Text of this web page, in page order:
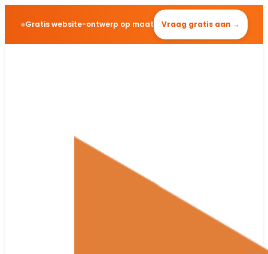
Gratis website-ontwerp op maat Vraag gratis aan →